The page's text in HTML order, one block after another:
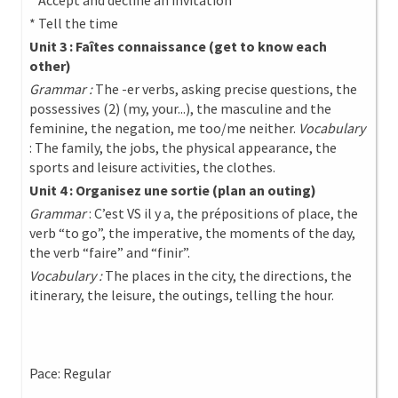
* Tell the time
Unit 3 : Faîtes connaissance (get to know each
other)
Grammar :The -er verbs, asking precise questions, the
possessives (2) (my, your...), the masculine and the
feminine, the negation, me too/me neither. Vocabulary
: The family, the jobs, the physical appearance, the
sports and leisure activities, the clothes.
Unit 4 : Organisez une sortie (plan an outing)
Grammar: C’est VS il y a, the prépositions of place, the
verb “to go”, the imperative, the moments of the day,
the verb “faire” and “finir”.
Vocabulary :The places in the city, the directions, the
itinerary, the leisure, the outings, telling the hour.
Pace: Regular